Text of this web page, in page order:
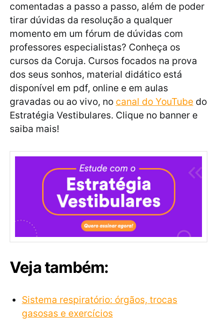
comentadas a passo a passo, além de poder
tirar dúvidas da resolução a qualquer
momento em um fórum de dúvidas com
professores especialistas? Conheça os
cursos da Coruja. Cursos focados na prova
dos seus sonhos, material didático está
disponível em pdf, online e em aulas
gravadas ou ao vivo, no canal do YouTube do
Estratégia Vestibulares. Clique no banner e
saiba mais!
Veja também:
Sistema respiratório: órgãos, trocas
gasosas e exercícios